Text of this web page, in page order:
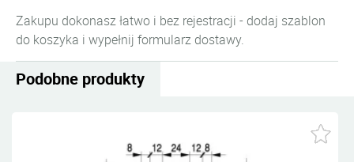
Zakupu dokonasz łatwo i bez rejestracji - dodaj szablon
do koszyka i wypełnij formularz dostawy.
Podobne produkty